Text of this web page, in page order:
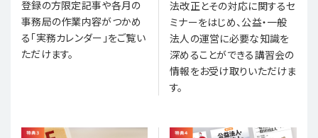
登録の方限定記事や各月の
事務局の作業内容がつかめ
る「実務カレンダー」をご覧い
ただけます。
法改正とその対応に関するセ
ミナーをはじめ、公益・一般
法人の運営に必要な知識を
深めることができる講習会の
情報をお受け取りいただけま
す。